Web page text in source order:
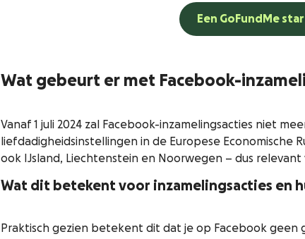
Een GoFundMe
Wat gebeurt er met Facebook-
Vanaf 1 juli 2024 zal Facebook-inzamelingsacties niet
liefdadigheidsinstellingen in de Europese Economische
ook IJsland, Liechtenstein en Noorwegen – dus relevant
Wat dit betekent voor inzamelingsacties en
Praktisch gezien betekent dit dat je op Facebook geen